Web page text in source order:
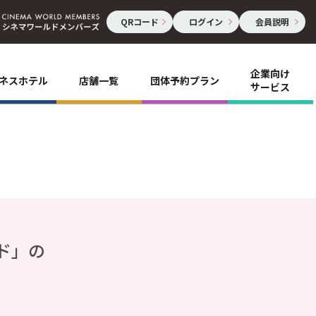
QRコード ログイン 会員説明
スホテル 店舗一覧 団体予約プラン
企業向け
サービス
」の